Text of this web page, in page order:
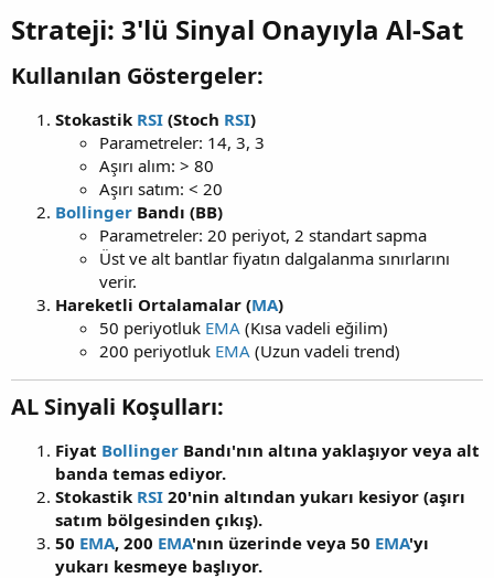
n
h
i
Strateji: 3'lü Sinyal Onayıyla Al-Sat
Kullanılan Göstergeler:
Stokastik RSI (Stoch RSI)
Parametreler: 14, 3, 3
Aşırı alım: > 80
Aşırı satım: < 20
Bollinger Bandı (BB)
Parametreler: 20 periyot, 2 standart sapma
Üst ve alt bantlar fiyatın dalgalanma sınırlarını
verir.
Hareketli Ortalamalar (MA)
50 periyotluk EMA (Kısa vadeli eğilim)
200 periyotluk EMA (Uzun vadeli trend)
AL Sinyali Koşulları:
Fiyat Bollinger Bandı'nın altına yaklaşıyor veya alt
banda temas ediyor.
Stokastik RSI 20'nin altından yukarı kesiyor (aşırı
satım bölgesinden çıkış).
50 EMA, 200 EMA'nın üzerinde veya 50 EMA'yı
yukarı kesmeye başlıyor.